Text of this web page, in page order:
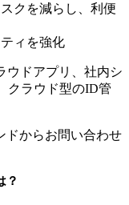
クを減らし、利便
ィを強化
ウドアプリ、社内シ
クラウド型のID管
ドからお問い合わせ
？